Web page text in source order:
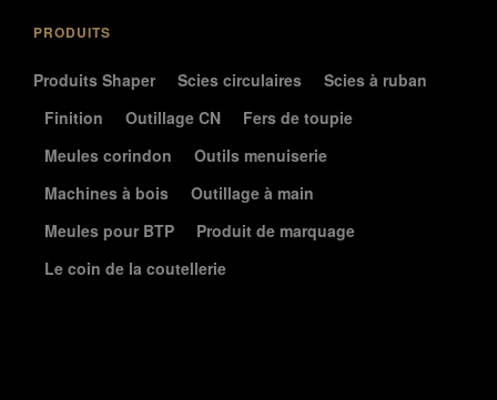
PRODUITS
Produits Shaper Scies circulaires
Scies à ruban
Finition
Outillage CN
Fers de toupie
Meules corindon
Outils menuiserie
Machines à bois
Outillage à main
Meules pour BTP
Produit de marquage
Le coin de la coutellerie